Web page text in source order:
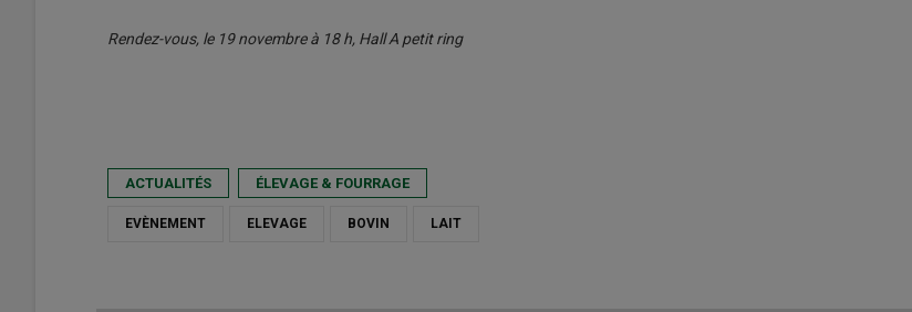
Rendez-vous, le 19 novembre à 18 h, Hall A petit ring
ACTUALITÉS ÉLEVAGE & FOURRAGE
EVÈNEMENT ELEVAGE BOVIN LAIT